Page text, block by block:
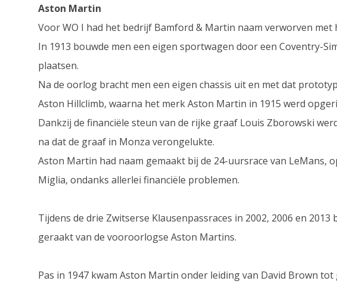
Aston Martin
Voor WO I had het bedrijf Bamford & Martin naam verworven
In 1913 bouwde men een eigen sportwagen door een Coventry-
plaatsen.
Na de oorlog bracht men een eigen chassis uit en met dat
Aston Hillclimb, waarna het merk Aston Martin in 1915 werd
Dankzij de financiële steun van de rijke graaf Louis Zborowski
na dat de graaf in Monza verongelukte.
Aston Martin had naam gemaakt bij de 24-uursrace van LeMans,
Miglia, ondanks allerlei financiële problemen.
Tijdens de drie Zwitserse Klausenpassraces in 2002, 2006 en
geraakt van de vooroorlogse Aston Martins.
Pas in 1947 kwam Aston Martin onder leiding van David Brown